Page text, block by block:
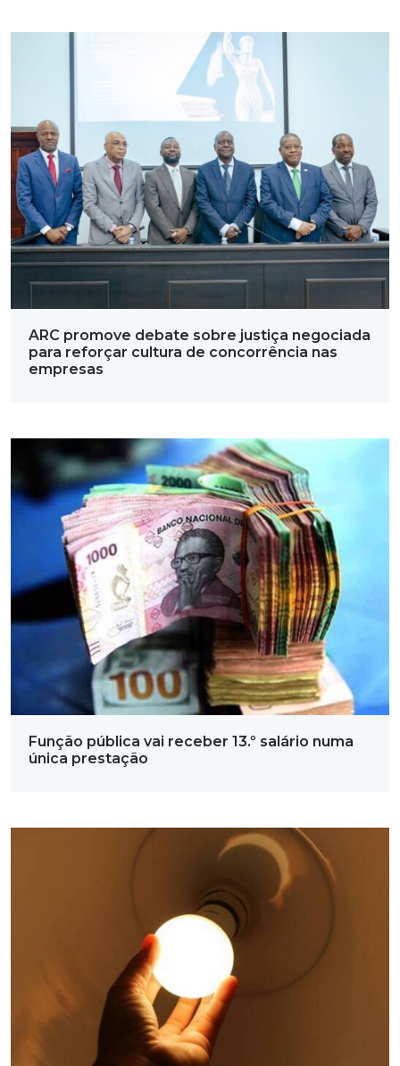
ARC promove debate sobre justiça negociada
para reforçar cultura de concorrência nas
empresas
Função pública vai receber 13.º salário numa
única prestação